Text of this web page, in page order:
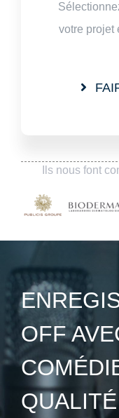
votre projet
Ils nous font
OFF
QUALITÉ